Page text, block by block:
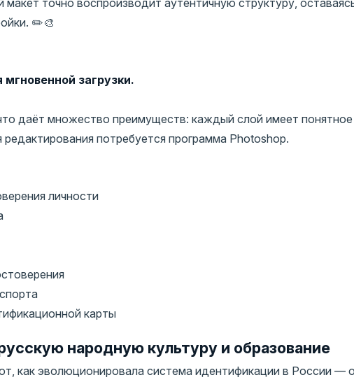
✏️🎨
загрузки.
даёт множество преимуществ: каждый слой имеет
потребуется программа Photoshop.
личности
карты
народную культуру и образование
как эволюционировала система идентификации в России —